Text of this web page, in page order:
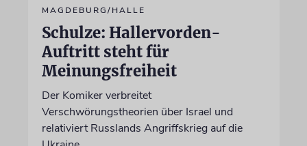
MAGDEBURG/HALLE
Schulze: Hallervorden-
Auftritt steht für
Meinungsfreiheit
Der Komiker verbreitet
Verschwörungstheorien über Israel und
relativiert Russlands Angriffskrieg auf die